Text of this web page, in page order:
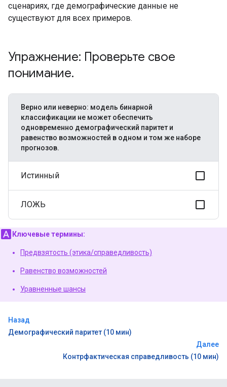
сценариях, где демографические данные не
существуют для всех примеров.
Упражнение: Проверьте свое
понимание.
Верно или неверно: модель бинарной
классификации не может обеспечить
одновременно демографический паритет и
равенство возможностей в одном и том же наборе
прогнозов.
Истинный
ЛОЖЬ
Ключевые термины:
Предвзятость (этика/справедливость)
Равенство возможностей
Уравненные шансы
Назад
Демографический паритет (10 мин)
Далее
Контрфактическая справедливость (10 мин)